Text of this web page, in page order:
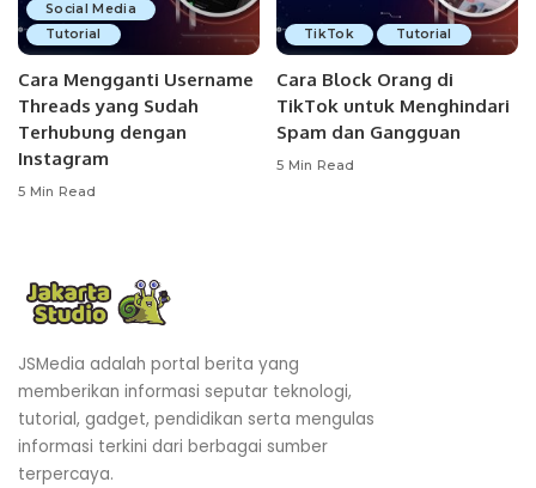
Social Media
Tutorial
Cara Mengganti Username
Threads yang Sudah
Terhubung dengan
Instagram
5 Min Read
TikTok Tutorial
Cara Block Orang di
TikTok untuk Menghindari
Spam dan Gangguan
5 Min Read
JSMedia adalah portal berita yang
memberikan informasi seputar teknologi,
tutorial, gadget, pendidikan serta mengulas
informasi terkini dari berbagai sumber
terpercaya.